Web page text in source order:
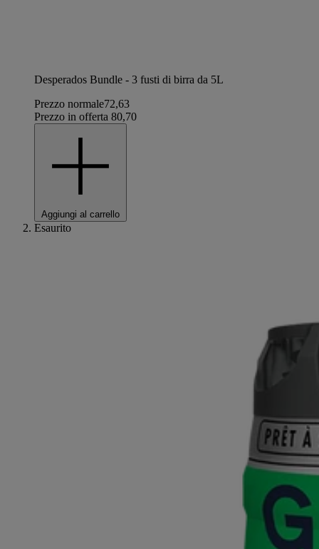
Desperados Bundle - 3 fusti di birra da 5L
Prezzo normale72,63
Prezzo in offerta 80,70
Aggiungi al carrello
Esaurito